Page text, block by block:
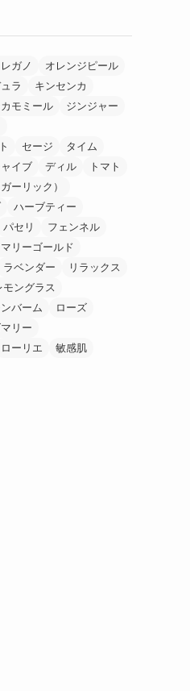
ガノ
オレンジピール
ラ
キンセンカ
モミール
ジンジャー
セージ
タイム
イブ ディル
トマト
ーリック）
ハーブティー
パセリ
フェンネル
リーゴールド
ラベンダー
リラックス
モングラス
バーム
ローズ
リー
ローリエ
敏感肌